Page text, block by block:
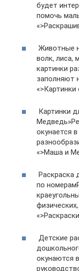
будет
помочь
Животные
волк, лиса,
картинки
заполняют
Картинки
окунается
«>Маша и
Раскраска
по
Детские
окунаются